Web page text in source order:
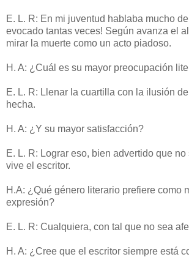
E. L. R: En mi juventud hablaba mucho
evocado tantas veces! Según avanza el
mirar la muerte como un acto piadoso.
H. A: ¿Cuál es su mayor preocupación
E. L. R: Llenar la cuartilla con la ilusión
hecha.
H. A: ¿Y su mayor satisfacción?
E. L. R: Lograr eso, bien advertido que
vive el escritor.
H.A: ¿Qué género literario prefiere como
expresión?
E. L. R: Cualquiera, con tal que no sea
H. A: ¿Cree que el escritor siempre está